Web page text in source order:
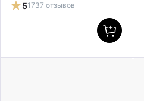
51737 отзывов